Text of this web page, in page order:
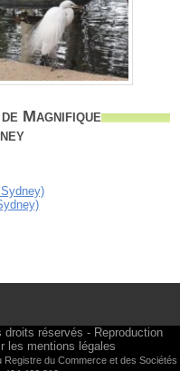
Magnifique
réservés - Reproduction
les mentions légales
Registre du Commerce et des Sociétés